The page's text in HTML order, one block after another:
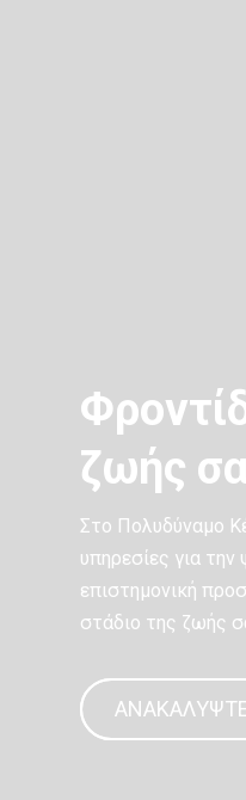
ζωής
Στο Πολυδύναμο
υπηρεσίες για την
επιστημονική
στάδιο της ζωής